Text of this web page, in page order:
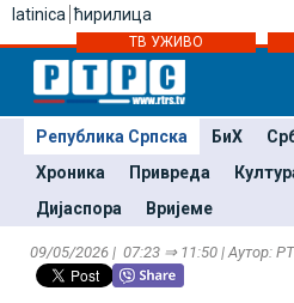
latinica ћирилица
ТВ УЖИВО
Република Српска БиХ
Хроника
Привреда
Дијаспора
Вријеме
09/05/2026 | 07:23 ⇒ 11:50 | Аутор: